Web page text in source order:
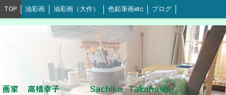
TOP 油彩画 油彩画（大作） 色鉛筆画etc ブログ
画家 高橋幸子 Sachiko Takahashi